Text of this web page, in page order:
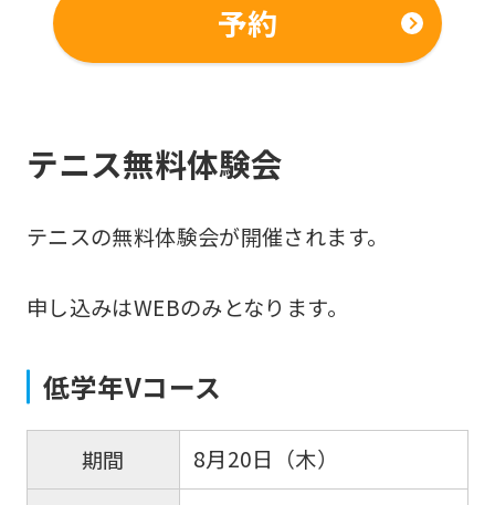
予約
テニス無料体験会
テニスの無料体験会が開催されます。
申し込みはWEBのみとなります。
低学年Vコース
期間
8月20日（木）
Click
(start
translation)
return
page.
However,